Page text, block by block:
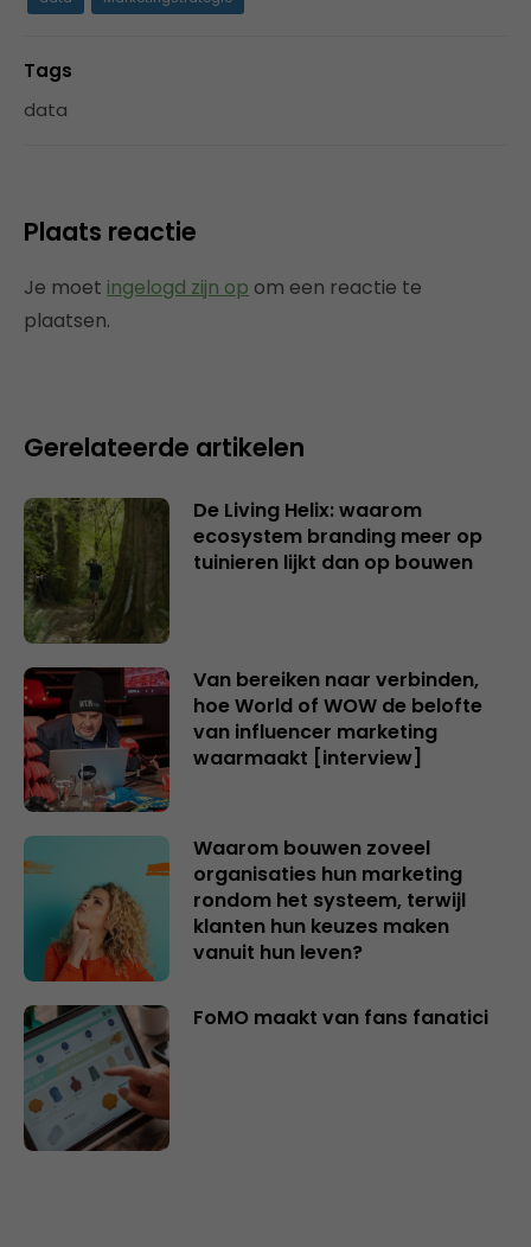
Tags
data
Plaats reactie
Je moet ingelogd zijn op om een reactie te
plaatsen.
Gerelateerde artikelen
De Living Helix: waarom
ecosystem branding meer op
tuinieren lijkt dan op bouwen
Van bereiken naar verbinden,
hoe World of WOW de belofte
van influencer marketing
waarmaakt [interview]
Waarom bouwen zoveel
organisaties hun marketing
rondom het systeem, terwijl
klanten hun keuzes maken
vanuit hun leven?
FoMO maakt van fans fanatici